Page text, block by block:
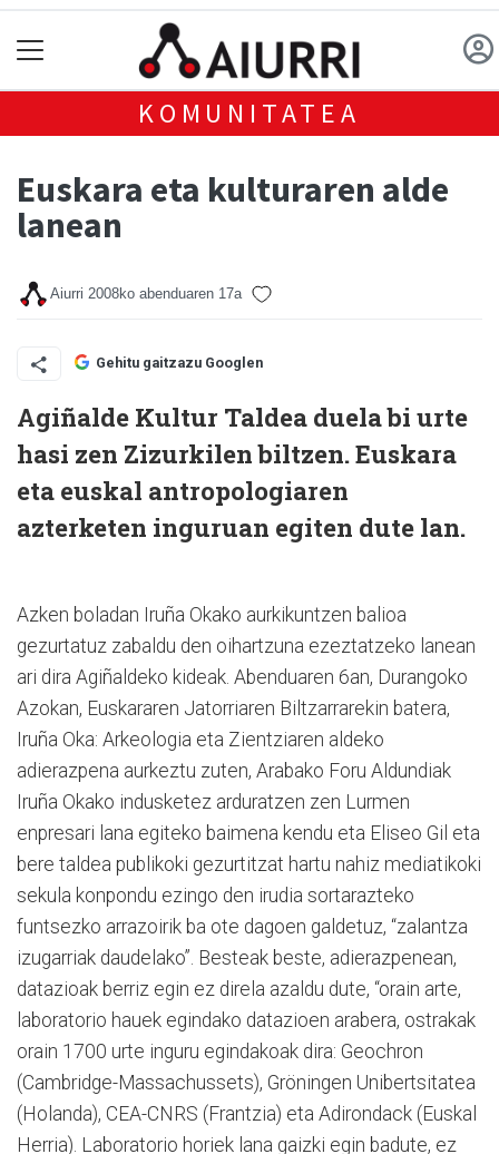
KOMUNITATEA
Euskara eta kulturaren alde
lanean
Aiurri 2008ko abenduaren 17a
Gehitu gaitzazu Googlen
Agiñalde Kultur Taldea duela bi urte
hasi zen Zizurkilen biltzen. Euskara
eta euskal antropologiaren
azterketen inguruan egiten dute lan.
Azken boladan Iruña Okako aurkikuntzen balioa
gezurtatuz zabaldu den oihartzuna ezeztatzeko lanean
ari dira Agiñaldeko kideak. Abenduaren 6an, Durangoko
Azokan, Euskararen Jatorriaren Biltzarrarekin batera,
Iruña Oka: Arkeologia eta Zientziaren aldeko
adierazpena aurkeztu zuten, Arabako Foru Aldundiak
Iruña Okako indusketez arduratzen zen Lurmen
enpresari lana egiteko baimena kendu eta Eliseo Gil eta
bere taldea publikoki gezurtitzat hartu nahiz mediatikoki
sekula konpondu ezingo den irudia sortarazteko
funtsezko arrazoirik ba ote dagoen galdetuz, “zalantza
izugarriak daudelako”. Besteak beste, adierazpenean,
datazioak berriz egin ez direla azaldu dute, “orain arte,
laboratorio hauek egindako datazioen arabera, ostrakak
orain 1700 urte inguru egindakoak dira: Geochron
(Cambridge-Massachussets), Gröningen Unibertsitatea
(Holanda), CEA-CNRS (Frantzia) eta Adirondack (Euskal
Herria). Laboratorio horiek lana gaizki egin badute, ez